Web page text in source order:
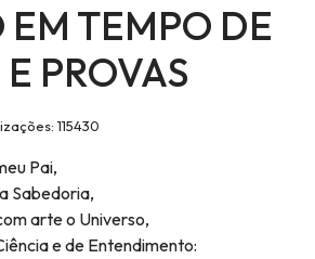
EM TEMPO DE
PROVAS
115430
Pai,
Sabedoria,
arte o Universo,
e de Entendimento: